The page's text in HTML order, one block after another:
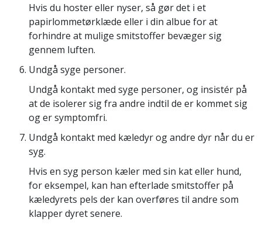
Hvis du hoster eller nyser, så gør det i et
papirlommetørklæde eller i din albue for at
forhindre at mulige smitstoffer bevæger sig
gennem luften.
Undgå syge personer.
Undgå kontakt med syge personer, og insistér på
at de isolerer sig fra andre indtil de er kommet sig
og er symptomfri.
Undgå kontakt med kæledyr og andre dyr når du er
syg.
Hvis en syg person kæler med sin kat eller hund,
for eksempel, kan han efterlade smitstoffer på
kæledyrets pels der kan overføres til andre som
klapper dyret senere.